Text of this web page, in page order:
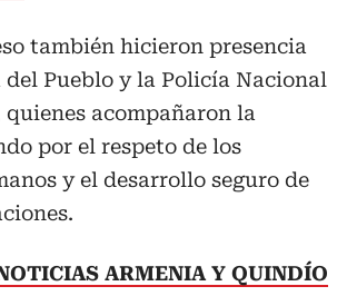
también hicieron presencia
Pueblo y la Policía Nacional
acompañaron la
por el respeto de los
y el desarrollo seguro de
ARMENIA Y QUINDÍO